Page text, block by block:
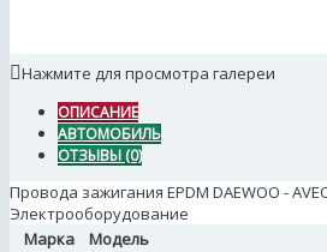
Нажмите для просмотра галереи
ОПИСАНИЕ
АВТОМОБИЛЬ
ОТЗЫВЫ (0)
Провода зажигания EPDM DAEWOO -
Электрооборудование
Марка
Модель